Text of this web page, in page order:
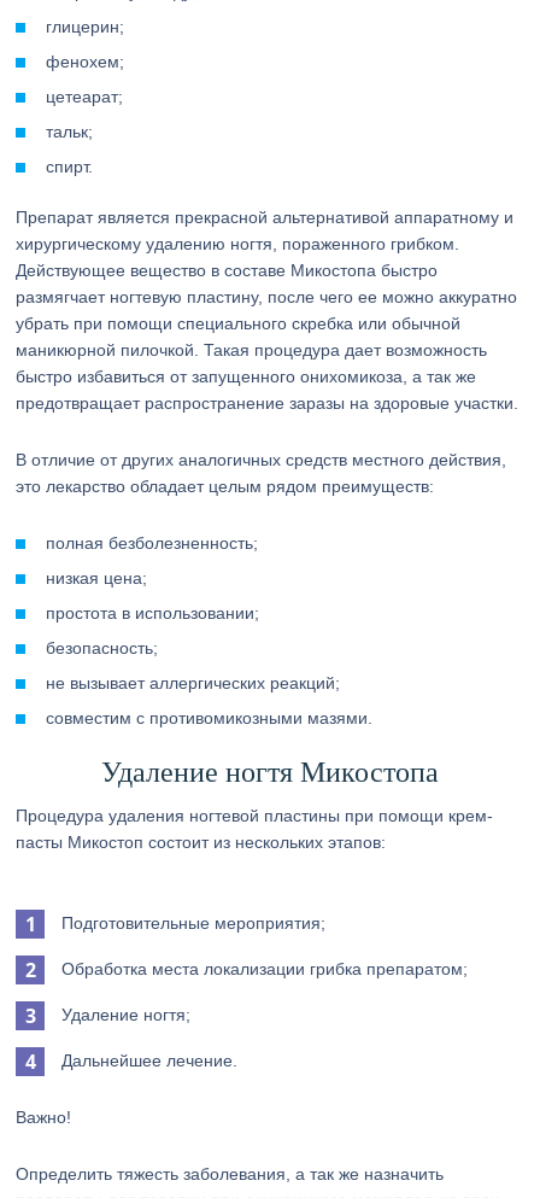
глицерин;
фенохем;
цетеарат;
тальк;
спирт.
Препарат является прекрасной альтернативой аппаратному и
хирургическому удалению ногтя, пораженного грибком.
Действующее вещество в составе Микостопа быстро
размягчает ногтевую пластину, после чего ее можно аккуратно
убрать при помощи специального скребка или обычной
маникюрной пилочкой. Такая процедура дает возможность
быстро избавиться от запущенного онихомикоза, а так же
предотвращает распространение заразы на здоровые участки.
В отличие от других аналогичных средств местного действия,
это лекарство обладает целым рядом преимуществ:
полная безболезненность;
низкая цена;
простота в использовании;
безопасность;
не вызывает аллергических реакций;
совместим с противомикозными мазями.
Удаление ногтя Микостопа
Процедура удаления ногтевой пластины при помощи крем-
пасты Микостоп состоит из нескольких этапов:
Подготовительные мероприятия;
Обработка места локализации грибка препаратом;
Удаление ногтя;
Дальнейшее лечение.
Важно!
Определить тяжесть заболевания, а так же назначить